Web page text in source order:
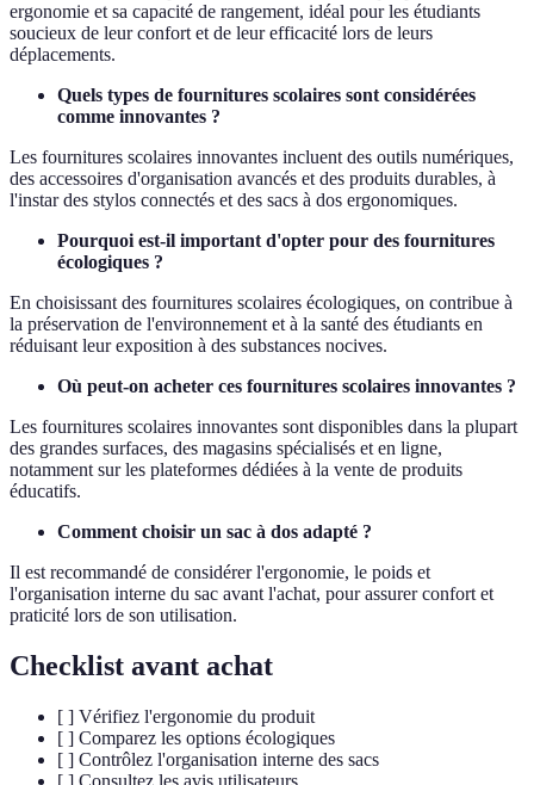
ergonomie et sa capacité de rangement, idéal pour les étudiants
soucieux de leur confort et de leur efficacité lors de leurs
déplacements.
Quels types de fournitures scolaires sont considérées
comme innovantes ?
Les fournitures scolaires innovantes incluent des outils numériques,
des accessoires d'organisation avancés et des produits durables, à
l'instar des stylos connectés et des sacs à dos ergonomiques.
Pourquoi est-il important d'opter pour des fournitures
écologiques ?
En choisissant des fournitures scolaires écologiques, on contribue à
la préservation de l'environnement et à la santé des étudiants en
réduisant leur exposition à des substances nocives.
Où peut-on acheter ces fournitures scolaires innovantes ?
Les fournitures scolaires innovantes sont disponibles dans la plupart
des grandes surfaces, des magasins spécialisés et en ligne,
notamment sur les plateformes dédiées à la vente de produits
éducatifs.
Comment choisir un sac à dos adapté ?
Il est recommandé de considérer l'ergonomie, le poids et
l'organisation interne du sac avant l'achat, pour assurer confort et
praticité lors de son utilisation.
Checklist avant achat
[ ] Vérifiez l'ergonomie du produit
[ ] Comparez les options écologiques
[ ] Contrôlez l'organisation interne des sacs
[ ] Consultez les avis utilisateurs